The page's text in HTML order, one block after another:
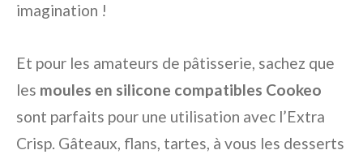
imagination !
Et pour les amateurs de pâtisserie, sachez que
les moules en silicone compatibles Cookeo
sont parfaits pour une utilisation avec l’Extra
Crisp. Gâteaux, flans, tartes, à vous les desserts